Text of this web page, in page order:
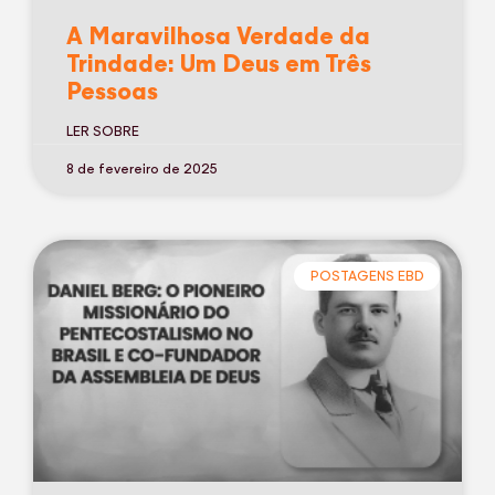
A Maravilhosa Verdade da
Trindade: Um Deus em Três
Pessoas
LER SOBRE
8 de fevereiro de 2025
POSTAGENS EBD